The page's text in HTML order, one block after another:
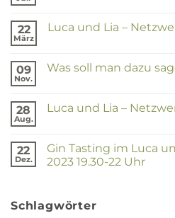
Luca
Netzwerktreffen
25.07.2024
22
März
Luca und Lia –
Luca
Netzwerktreffen
28.03.2024
09
Nov.
Was soll man dazu
Was
sagen
?
28
Aug.
Luca und Lia –
Luca
und
Lia
22
Dez.
Gin Tasting im Luca
2023 19.30-22 Uhr
Gin
Tasting
Schlagwörter